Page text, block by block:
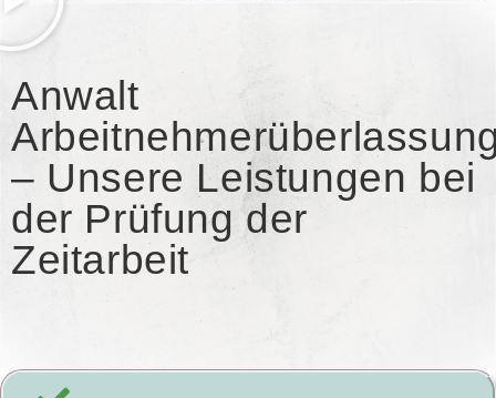
Anwalt
– Unsere Leistungen bei
der Prüfung der
Zeitarbeit